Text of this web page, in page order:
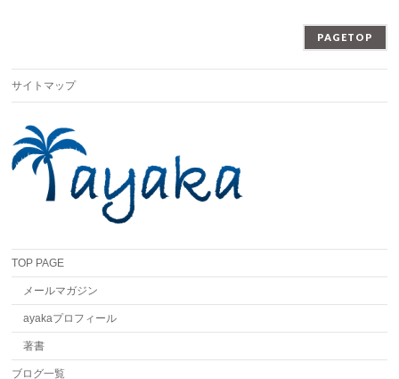
PAGETOP
サイトマップ
TOP PAGE
メールマガジン
ayakaプロフィール
著書
ブログ一覧